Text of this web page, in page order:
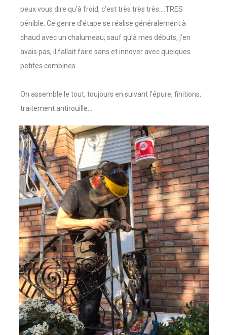
peux vous dire qu’à froid, c’est très très très….TRES
pénible. Ce genre d’étape se réalise généralement à
chaud avec un chalumeau; sauf qu’à mes débuts, j’en
avais pas, il fallait faire sans et innover avec quelques
petites combines
On assemble le tout, toujours en suivant l’épure, finitions,
traitement antirouille…